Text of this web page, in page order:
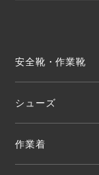
安全靴・作業靴
シューズ
作業着